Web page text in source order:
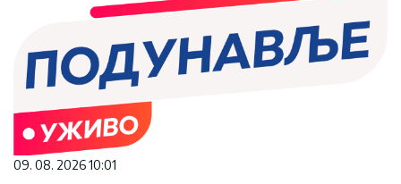
09. 08. 2026 10:01